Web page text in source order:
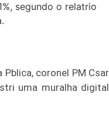
segundo o relatrio
coronel PM Csar
uma muralha digital